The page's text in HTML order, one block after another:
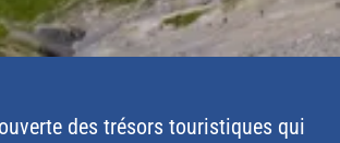
des trésors touristiques qui